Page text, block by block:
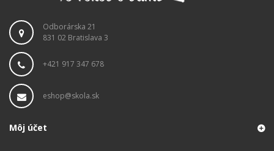
Odborárska 21
831 02 Bratislava 3
+421 917 347 678
eshop@skola.sk
Môj účet